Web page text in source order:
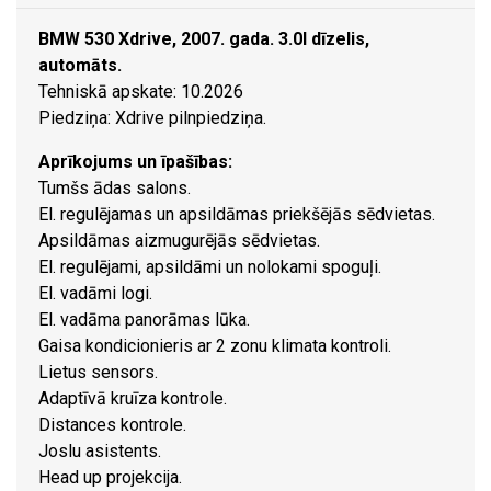
BMW 530 Xdrive, 2007. gada. 3.0l dīzelis,
automāts.
Tehniskā apskate: 10.2026
Piedziņa: Xdrive pilnpiedziņa.
Aprīkojums un īpašības:
Tumšs ādas salons.
El. regulējamas un apsildāmas priekšējās sēdvietas.
Apsildāmas aizmugurējās sēdvietas.
El. regulējami, apsildāmi un nolokami spoguļi.
El. vadāmi logi.
El. vadāma panorāmas lūka.
Gaisa kondicionieris ar 2 zonu klimata kontroli.
Lietus sensors.
Adaptīvā kruīza kontrole.
Distances kontrole.
Joslu asistents.
Head up projekcija.